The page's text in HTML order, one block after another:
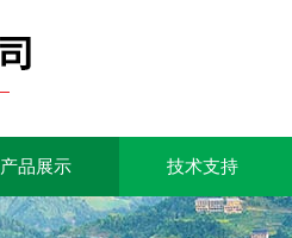
产品展示 技术支持